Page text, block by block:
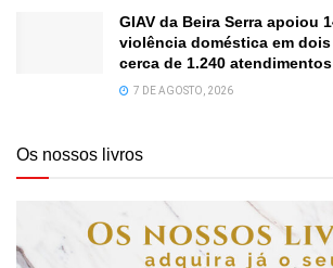
GIAV da Beira Serra apoiou
violência doméstica em
cerca de 1.240 atendimentos
7 DE AGOSTO, 2026
Os nossos livros